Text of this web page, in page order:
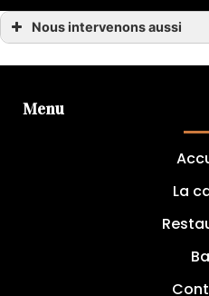
Nous intervenons aussi
Privatisation restaurant Martillac
Privatisation restaurant Canéjan
Privatisation restaurant Cadaujac
Menu
La